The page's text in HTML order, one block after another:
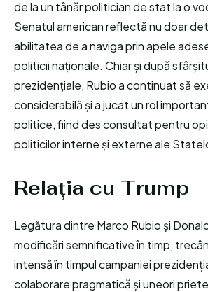
de la un tânăr politician de stat la o
Senatul american reflectă nu doar
abilitatea de a naviga prin apele
politicii naționale. Chiar și după
prezidențiale, Rubio a continuat să
considerabilă și a jucat un rol
politice, fiind des consultat pentru
politicilor interne și externe ale
Relația cu Trump
Legătura dintre Marco Rubio și
modificări semnificative în timp,
intensă în timpul campaniei
colaborare pragmatică și uneori